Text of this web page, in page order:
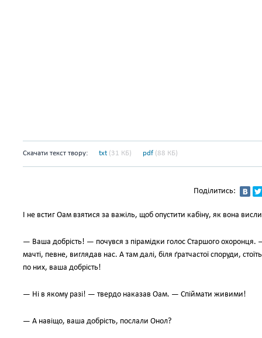
Скачати текст твору: txt (31 КБ) pdf (88 КБ)
Поділитись:
І не встиг Оам взятися за важіль, щоб опустити кабіну, як вона
— Ваша добрість! — почувся з пірамідки голос Старшого охоронця.
мачті, певне, виглядав нас. А там далі, біля ґратчастої споруди,
по них, ваша добрість!
— Ні в якому разі! — твердо наказав Оам. — Спіймати живими!
— А навіщо, ваша добрість, послали Онол?